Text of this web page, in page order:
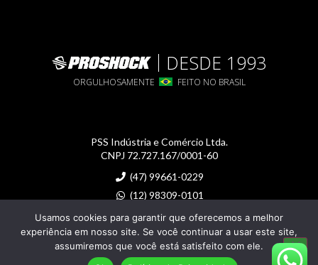
DESDE 1993
ORGULHOSAMENTE FEITO NO BRASIL
PSS Indústria e Comércio Ltda.
CNPJ 72.727.167/0001-60
(47) 99661-0229
(12) 98309-0101
proshock@proshock.com.br
Imagens meramente ilustrativas
Usamos cookies para garantir que oferecemos a melhor
experiência em nosso site. Se você continuar a usar este site,
assumiremos que você está satisfeito com ele.